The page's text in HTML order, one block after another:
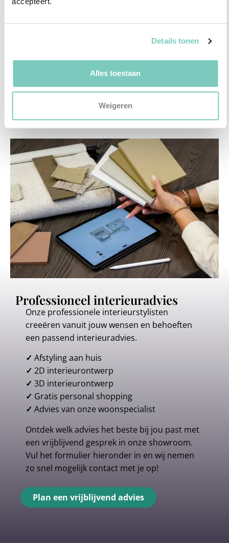
Details tonen
Alles toestaan
Weigeren
Plan een vrijblijvend advies
Professioneel interieuradvies
Onze professionele interieurstylisten
creeëren vanuit jouw wensen en behoeften
een passend interieuradvies.
✓ Afstyling aan huis
✓ 2D interieurontwerp
✓ 3D interieurontwerp
✓ Gratis personal shopping
✓ Advies van onze woonspecialist
Ontdek welk advies het beste bij jou past met
een vrijblijvend gesprek in onze showroom.
Vul het formulier hieronder in en wij nemen
zo snel mogelijk contact met je op!
Plan een vrijblijvend advies